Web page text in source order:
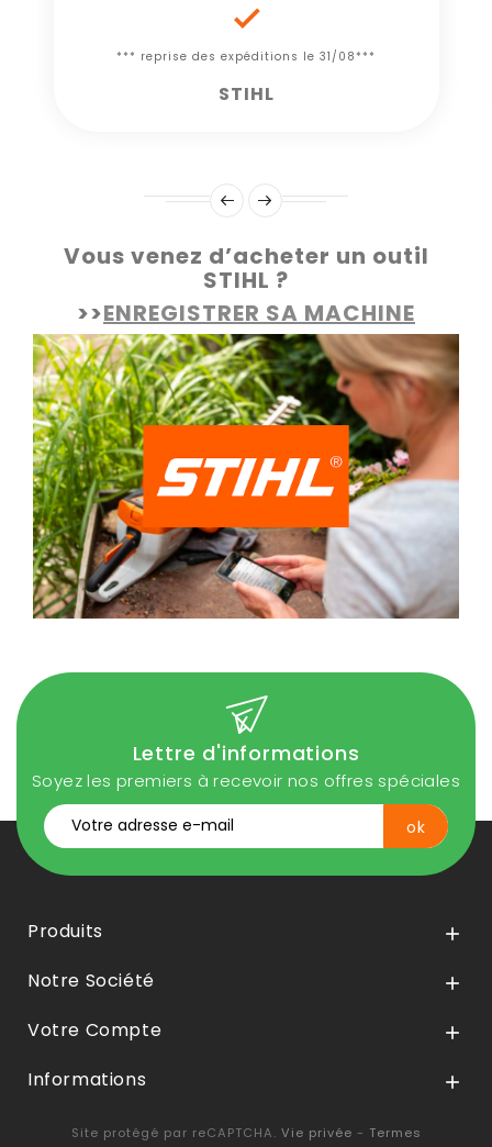

*** reprise des expéditions le 31/08***
STIHL
Vous venez d’acheter un outil
STIHL ?
>>ENREGISTRER SA MACHINE
Lettre d'informations
Soyez les premiers à recevoir nos offres spéciales
Produits 
Notre Société 
Votre Compte 
Informations 
Site protégé par reCAPTCHA. Vie privée - Termes